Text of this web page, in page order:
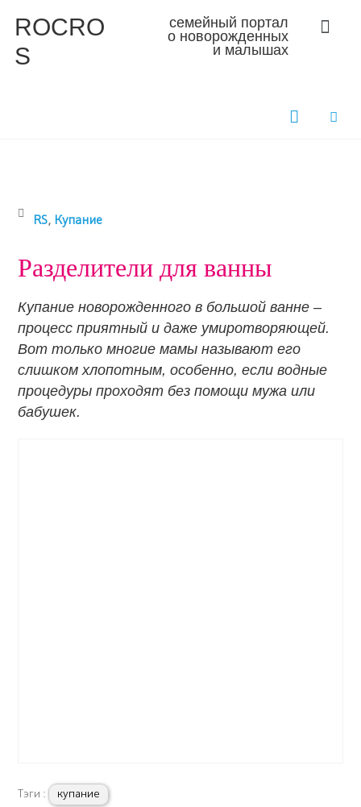
ROCRO
S
семейный портал
о новорожденных
и малышах
RS, Купание
Разделители для ванны
Купание новорожденного в большой ванне –
процесс приятный и даже умиротворяющей.
Вот только многие мамы называют его
слишком хлопотным, особенно, если водные
процедуры проходят без помощи мужа или
бабушек.
Тэги : купание